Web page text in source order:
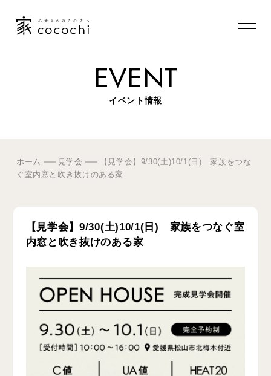
EVENT
イベント情報
ホーム 見学会
【見学会】9/30(土)10/1(日) 家族をつな
ぐ室内窓と吹き抜けのある家
【見学会】9/30(土)10/1(日) 家族をつなぐ室
内窓と吹き抜けのある家